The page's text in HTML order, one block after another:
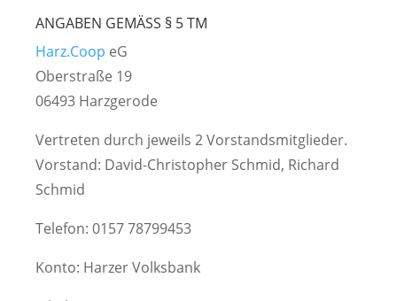
ANGABEN GEMÄSS § 5 TM
Harz.Coop eG
Oberstraße 19
06493 Harzgerode
Vertreten durch jeweils 2 Vorstandsmitglieder.
Vorstand: David-Christopher Schmid, Richard
Schmid
Telefon: 0157 78799453
Konto: Harzer Volksbank